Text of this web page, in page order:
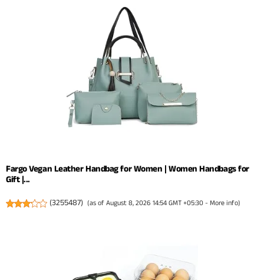
Fargo Vegan Leather Handbag for Women | Women Handbags for
Gift |...
(3255487) (as of August 8, 2026 14:54 GMT +05:30 - More info)